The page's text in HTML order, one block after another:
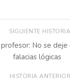
SIGUIENTE HISTORIA
No se deje
falacias lógicas
HISTORIA ANTERIOR